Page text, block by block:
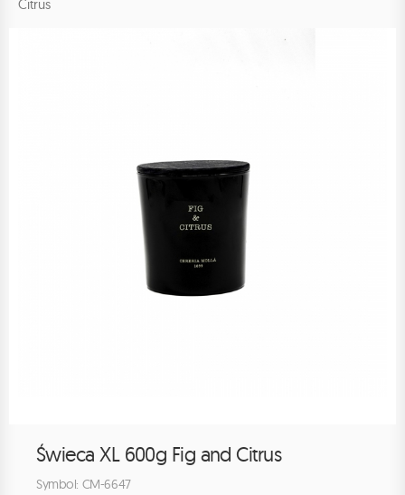
Citrus
Świeca XL 600g Fig and Citrus
Symbol: CM-6647